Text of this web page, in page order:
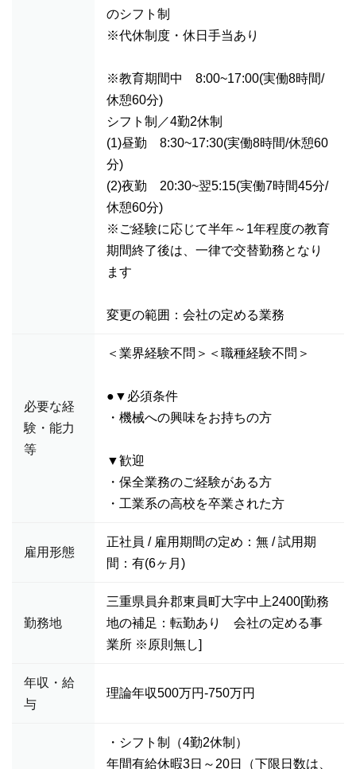
のシフト制
※代休制度・休日手当あり
※教育期間中 8:00~17:00(実働8時間/
休憩60分)
シフト制／4勤2休制
(1)昼勤 8:30~17:30(実働8時間/休憩60
分)
(2)夜勤 20:30~翌5:15(実働7時間45分/
休憩60分)
※ご経験に応じて半年～1年程度の教育
期間終了後は、一律で交替勤務となり
ます
変更の範囲：会社の定める業務
必要な経
験・能力
等
＜業界経験不問＞＜職種経験不問＞
●▼必須条件
・機械への興味をお持ちの方
▼歓迎
・保全業務のご経験がある方
・工業系の高校を卒業された方
雇用形態
正社員 / 雇用期間の定め：無 / 試用期
間：有(6ヶ月)
勤務地
三重県員弁郡東員町大字中上2400[勤務
地の補足：転勤あり 会社の定める事
業所 ※原則無し]
年収・給
与
理論年収500万円-750万円
・シフト制（4勤2休制）
年間有給休暇3日～20日（下限日数は、